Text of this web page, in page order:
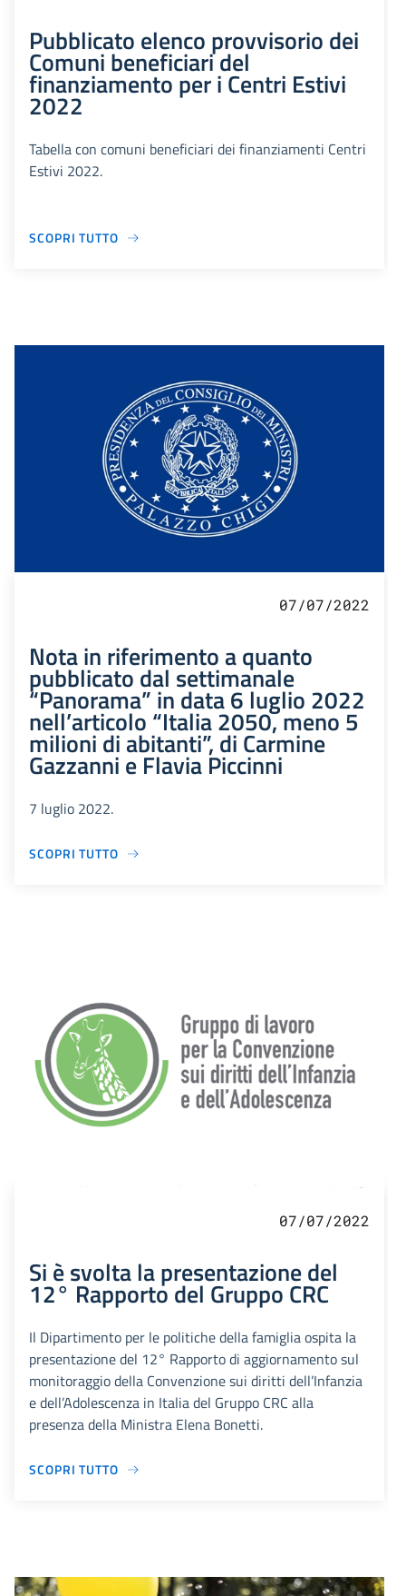
Pubblicato elenco provvisorio dei
Comuni beneficiari del
finanziamento per i Centri Estivi
2022
Tabella con comuni beneficiari dei finanziamenti Centri
Estivi 2022.
SCOPRI TUTTO
07/07/2022
Nota in riferimento a quanto
pubblicato dal settimanale
“Panorama” in data 6 luglio 2022
nell’articolo “Italia 2050, meno 5
milioni di abitanti”, di Carmine
Gazzanni e Flavia Piccinni
7 luglio 2022.
SCOPRI TUTTO
07/07/2022
Si è svolta la presentazione del
12° Rapporto del Gruppo CRC
Il Dipartimento per le politiche della famiglia ospita la
presentazione del 12° Rapporto di aggiornamento sul
monitoraggio della Convenzione sui diritti dell’Infanzia
e dell’Adolescenza in Italia del Gruppo CRC alla
presenza della Ministra Elena Bonetti.
SCOPRI TUTTO